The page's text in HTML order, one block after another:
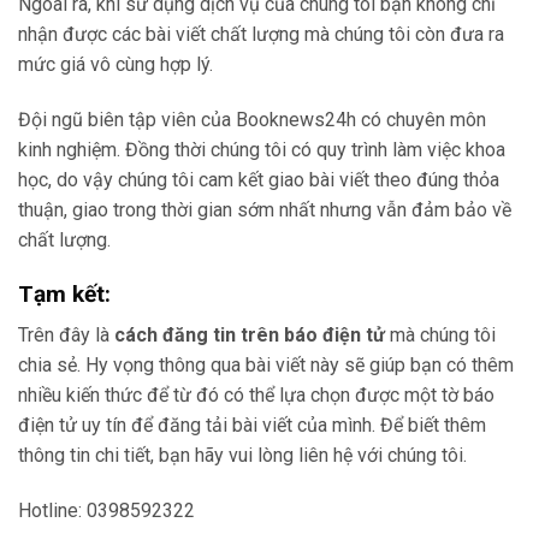
nhận được các bài viết chất lượng mà chúng tôi còn đưa ra
mức giá vô cùng hợp lý.
Đội ngũ biên tập viên của Booknews24h có chuyên môn
kinh nghiệm. Đồng thời chúng tôi có quy trình làm việc khoa
học, do vậy chúng tôi cam kết giao bài viết theo đúng thỏa
thuận, giao trong thời gian sớm nhất nhưng vẫn đảm bảo về
chất lượng.
Tạm kết:
Trên đây là cách đăng tin trên báo điện tửmà chúng tôi
chia sẻ. Hy vọng thông qua bài viết này sẽ giúp bạn có thêm
nhiều kiến thức để từ đó có thể lựa chọn được một tờ báo
điện tử uy tín để đăng tải bài viết của mình. Để biết thêm
thông tin chi tiết, bạn hãy vui lòng liên hệ với chúng tôi.
Hotline: 0398592322